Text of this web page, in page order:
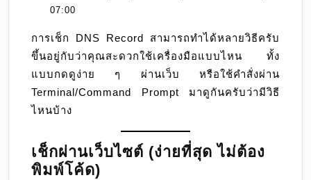
อย่าง
mail
server
namme
IP
address
07:00
การเช็ก DNS Record สามารถทำได้หลายวิธีครับ
ขึ้นอยู่กับว่าคุณสะดวกใช้เครื่องมือแบบไหน ทั้ง
แบบกดดูง่าย ๆ ผ่านเว็บ หรือใช้คำสั่งผ่าน
Terminal/Command Prompt มาดูกันครับว่ามีวิธี
ไหนบ้าง
เช็กผ่านเว็บไซต์ (ง่ายที่สุด ไม่ต้อง
พิมพ์โค้ด)